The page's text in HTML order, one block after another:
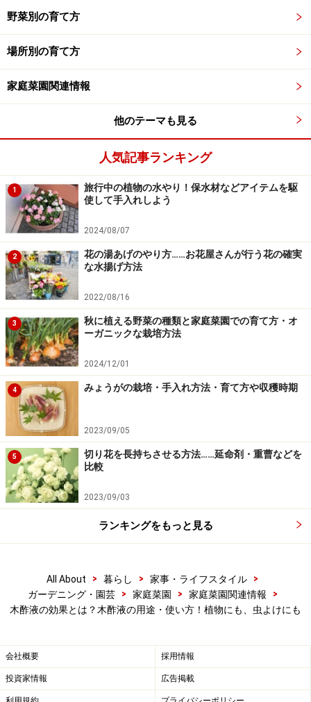
しかし最近は、粗雑な製法で、有害物質がきちんとろ過
す。木酢液を購入される際は、きちんとした製法が守ら
れ、有害物質が含まれていないものを選ぶことが重要で
す。
木酢液の使い方
葉面散布の際には、裏側からもたっぷりかけるのがコツ
もっともオーソドックスな使い方は、水で薄めてじょう
ろで土壌に散布したり、噴霧器で葉面散布したりすると
いうものです。
【葉面散布の方法】
水で薄めて、噴霧器で散布します
1リットルの水に対して500倍で散布する場合は、まず木
酢液2cc（小さじ1杯）を測って噴霧器に入れます。そこ
に水を入れ、よく混ぜた液体を、噴霧します。
このとき、葉の表だけでなく裏にも、そして、土にポタ
ポタと滴り落ちるほど、たっぷりとかけるのがコツで
す。こうして、葉面散布と土壌散布を同時に行ってしま
病害虫に強くなる
■木酢液の効果：葉面散布で植物が健康になる
木酢液を先ほどのように葉面散布をすると、植物が健康
野菜別の育て方
場所別の育て方
家庭菜園関連情報
他のテーマも見る
人気記事ランキング
1
旅行中の植物の水やり！保水材などアイテムを駆
使して手入れしよう
2024/08/07
2
花の湯あげのやり方……お花屋さんが行う花の確実
な水揚げ方法
2022/08/16
3
秋に植える野菜の種類と家庭菜園での育て方・オ
ーガニックな栽培方法
2024/12/01
4 みょうがの栽培・手入れ方法・育て方や収穫時期
2023/09/05
5
切り花を長持ちさせる方法……延命剤・重曹などを
比較
2023/09/03
ランキングをもっと見る
All About > 暮らし > 家事・ライフスタイル
>
ガーデニング・園芸
> 家庭菜園 > 家庭菜園関連情報
>
木酢液の効果とは？木酢液の用途・使い方！植物にも、虫よけにも
会社概要 採用情報
投資家情報 広告掲載